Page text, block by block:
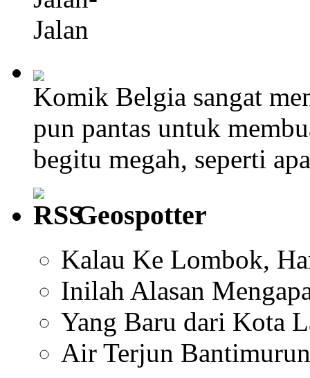
Komik Belgia sangat
pun pantas untuk
begitu megah, seperti
Geospotter
Kalau Ke Lombok,
Inilah Alasan
Yang Baru dari Kota
Air Terjun